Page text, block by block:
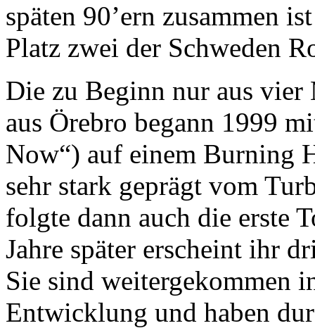
späten 90’ern zusammen
Platz zwei der Schweden
Die zu Beginn nur aus vier
aus Örebro begann 1999
Now“) auf einem Burning
sehr stark geprägt vom
folgte dann auch die erste
Jahre später erscheint ihr
Sie sind weitergekommen
Entwicklung und haben